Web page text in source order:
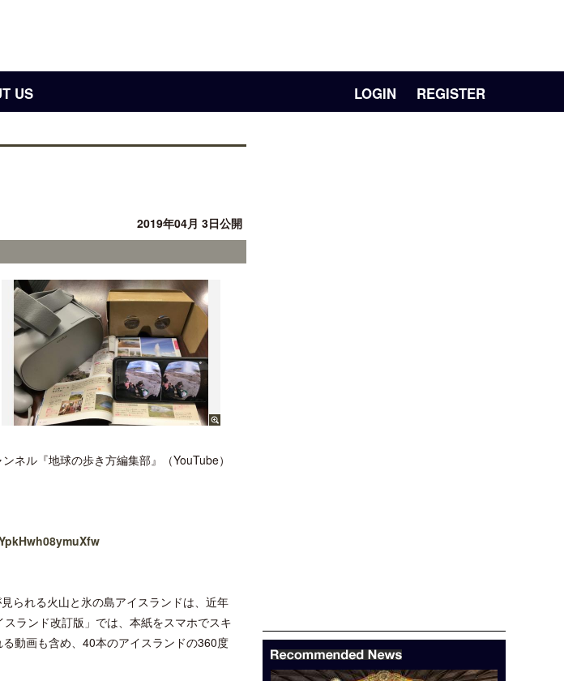
US LOGIN REGISTER
2019年04月 3日公開
ネル『地球の歩き方編集部』（YouTube）
られる火山と氷の島アイスランドは、近年
ランド改訂版」では、本紙をスマホでスキ
動画も含め、40本のアイスランドの360度